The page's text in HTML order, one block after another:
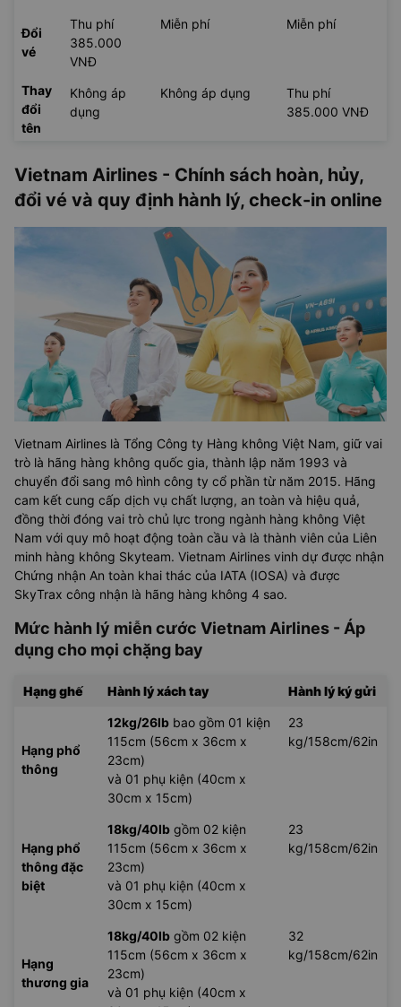
Đổi
vé
Thu phí
385.000
VNĐ
Miễn phí Miễn phí
Thay
đổi
tên
Không áp
dụng
Không áp dụng
Thu phí
385.000 VNĐ
Vietnam Airlines - Chính sách hoàn, hủy,
đổi vé và quy định hành lý, check-in online
Vietnam Airlines là Tổng Công ty Hàng không Việt Nam, giữ vai
trò là hãng hàng không quốc gia, thành lập năm 1993 và
chuyển đổi sang mô hình công ty cổ phần từ năm 2015. Hãng
cam kết cung cấp dịch vụ chất lượng, an toàn và hiệu quả,
đồng thời đóng vai trò chủ lực trong ngành hàng không Việt
Nam với quy mô hoạt động toàn cầu và là thành viên của Liên
minh hàng không Skyteam. Vietnam Airlines vinh dự được nhận
Chứng nhận An toàn khai thác của IATA (IOSA) và được
SkyTrax công nhận là hãng hàng không 4 sao.
Mức hành lý miễn cước Vietnam Airlines - Áp
dụng cho mọi chặng bay
Hạng ghế Hành lý xách tay Hành lý ký gửi
Hạng phổ
thông
12kg/26lb bao gồm 01 kiện
115cm (56cm x 36cm x
23cm)
và 01 phụ kiện (40cm x
30cm x 15cm)
23
kg/158cm/62in
Hạng phổ
thông đặc
biệt
18kg/40lb gồm 02 kiện
115cm (56cm x 36cm x
23cm)
và 01 phụ kiện (40cm x
30cm x 15cm)
23
kg/158cm/62in
Hạng
thương gia
18kg/40lb gồm 02 kiện
115cm (56cm x 36cm x
23cm)
và 01 phụ kiện (40cm x
32
kg/158cm/62in